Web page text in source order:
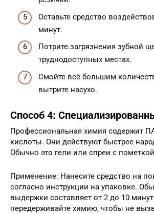
Оставьте средство
минут.
Потрите загрязнения зубной
труднодоступных местах.
Смойте всё большим
вытрите насухо.
Способ 4:
Профессиональная химия содержит
кислоты. Они действуют быстрее
Обычно это гели или спреи с
Применение: Нанесите средство на
согласно инструкции на упаковке.
выдержки составляет от 2 до 10
передерживайте химию, чтобы не